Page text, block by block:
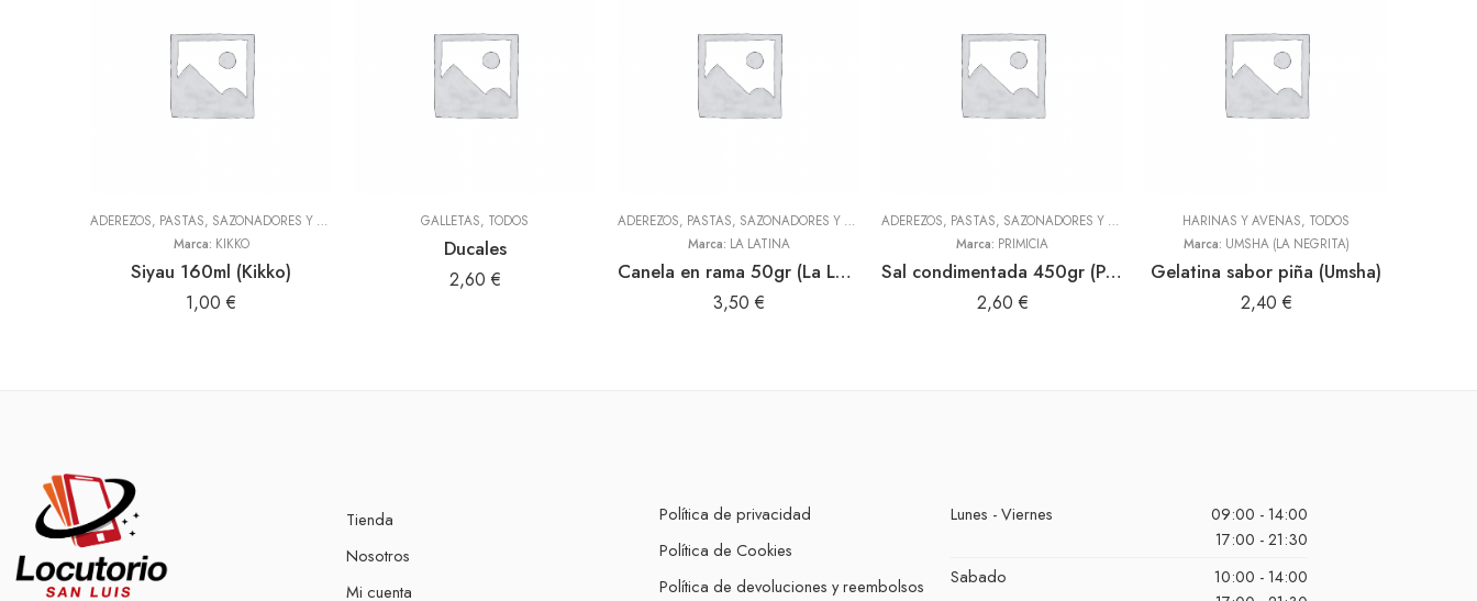
ADEREZOS, PASTAS, SAZONADORES Y CONDIMENTOS
TODOS
Marca: KIKKO
Siyau 160ml (Kikko)
1,00 €
GALLETAS, TODOS
Ducales
2,60 €
ADEREZOS, PASTAS, SAZONADORES Y CONDIMENTOS ,TODOS
Marca: LA LATINA
Canela en rama 50gr (La Latina)
3,50 €
ADEREZOS, PASTAS, SAZONADORES Y CONDIMENTOS ,TODOS
Marca: PRIMICIA
Sal condimentada 450gr (Primicia)
2,60 €
HARINAS Y AVENAS, TODOS
Marca: UMSHA (LA NEGRITA)
Gelatina sabor piña (Umsha)
2,40 €
Tienda
Nosotros
Mi cuenta
Política de privacidad
Política de Cookies
Política de devoluciones y reembolsos
Lunes - Viernes
09:00 - 14:00
17:00 - 21:30
Sabado
10:00 - 14:00